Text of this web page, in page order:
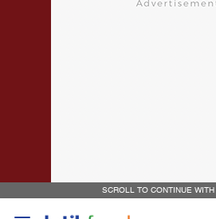
SCROLL TO CONTINUE